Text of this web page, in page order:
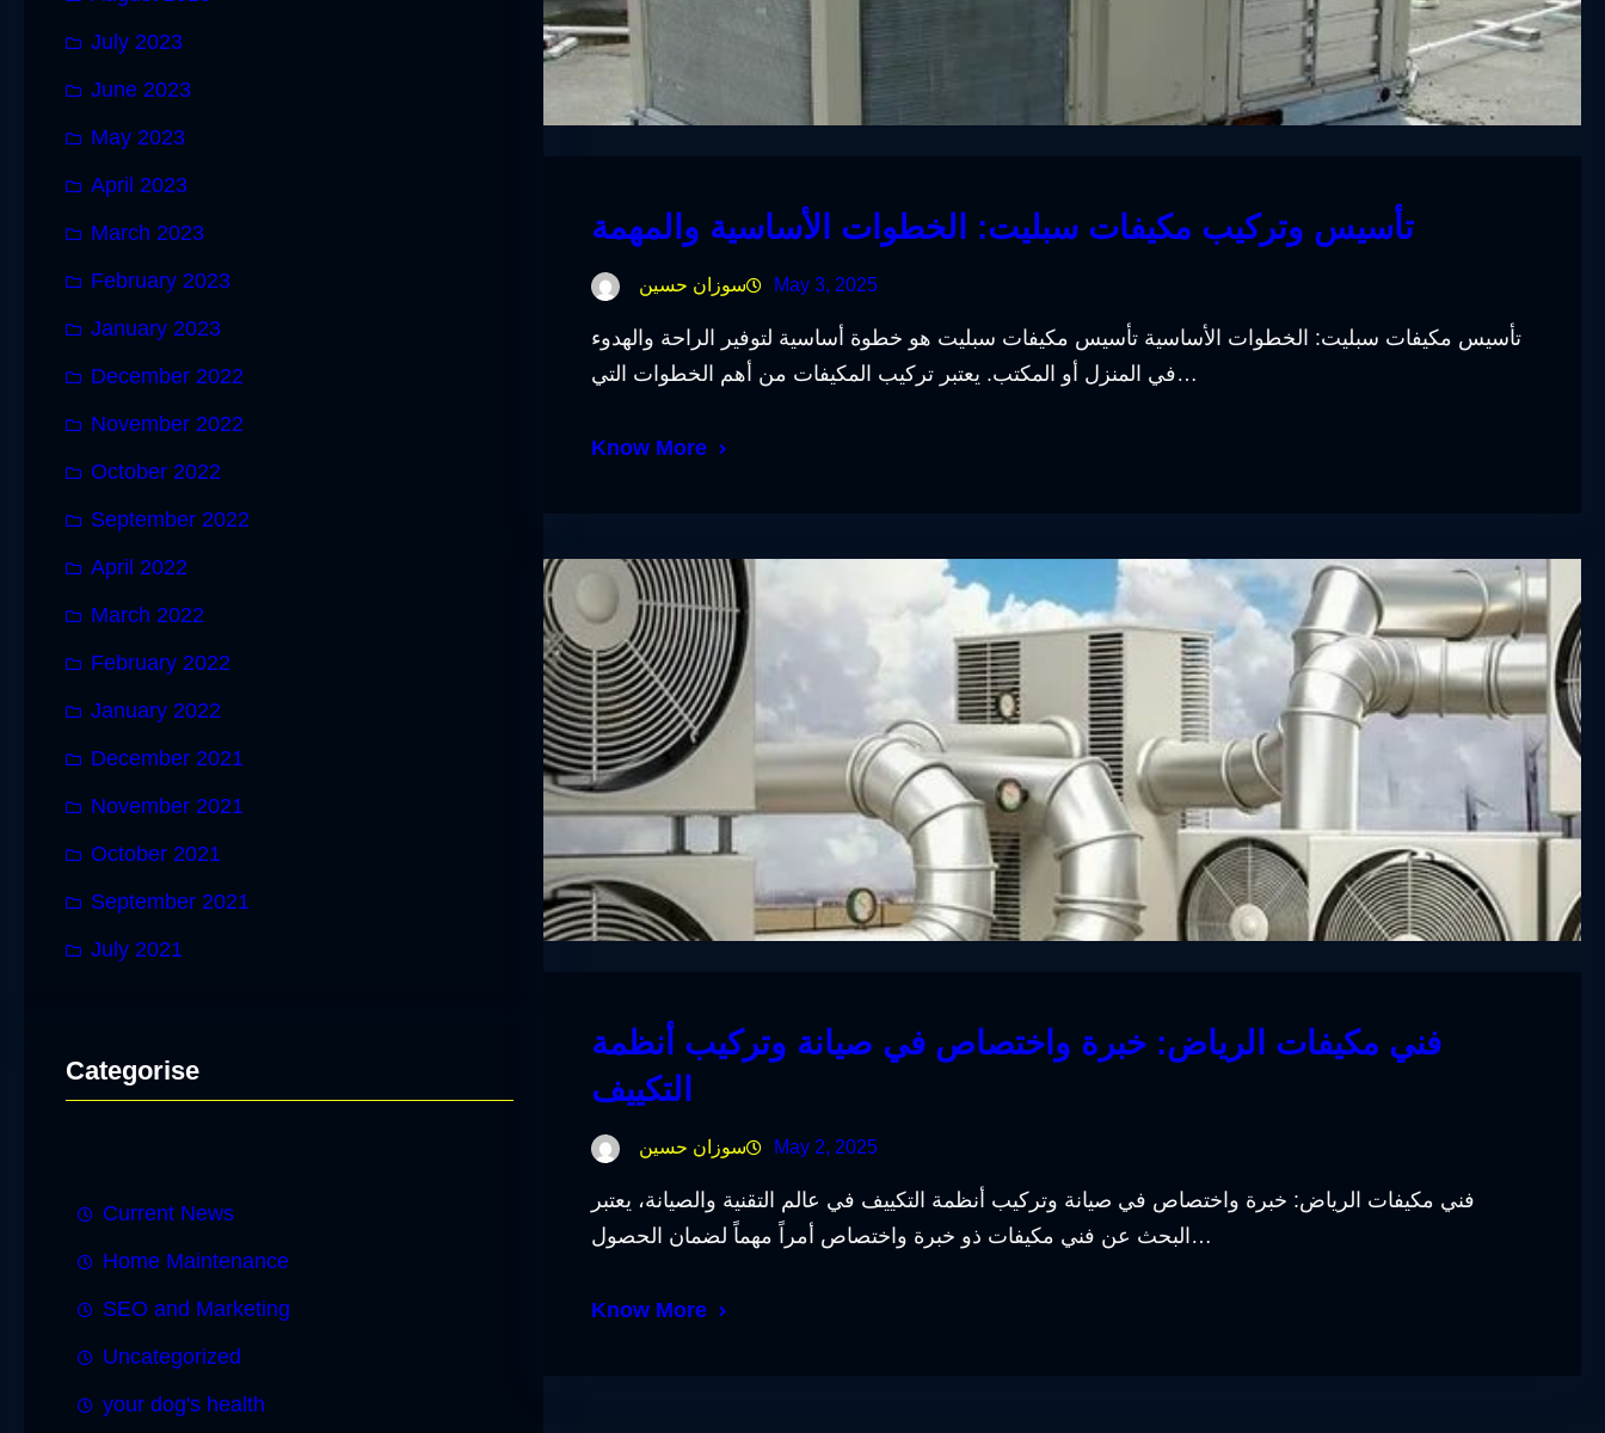
July 2023
June 2023
May 2023
April 2023
March 2023
February 2023
January 2023
December 2022
November 2022
October 2022
September 2022
April 2022
March 2022
February 2022
January 2022
December 2021
November 2021
October 2021
September 2021
July 2021
Categorise
Current News
Home Maintenance
SEO and Marketing
Uncategorized
your dog's health
تأسيس وتركيب مكيفات سبليت: الخطوات الأساسية والمهمة
سوزان حسين May 3, 2025
تأسيس مكيفات سبليت: الخطوات الأساسية تأسيس مكيفات سبليت هو خطوة أساسية لتوفير الراحة والهدوء
في المنزل أو المكتب. يعتبر تركيب المكيفات من أهم الخطوات التي…
Know More
فني مكيفات الرياض: خبرة واختصاص في صيانة وتركيب أنظمة
التكييف
سوزان حسين May 2, 2025
فني مكيفات الرياض: خبرة واختصاص في صيانة وتركيب أنظمة التكييف في عالم التقنية والصيانة، يعتبر
البحث عن فني مكيفات ذو خبرة واختصاص أمراً مهماً لضمان الحصول…
Know More